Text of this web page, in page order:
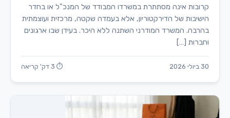
קרובות אינה מסתתרת במשרדו המבודד של המנכ"ל או בחדר
הישיבות של הדירקטוריון, אלא בעמדה שקטה, מרכזית ועוצמתית
בהרבה. המשרד המודרני השתנה ללא היכר. בעידן שבו ארגונים
וחברות […]
30 ביולי 2026 ⏱ 3 דק' קריאה